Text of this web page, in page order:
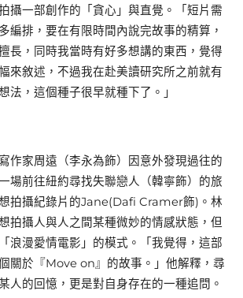
攝一部創作的「貪心」與直覺。「短片需
編排，要在有限時間內說完故事的精算，
長，同時我當時有好多想講的東西，覺得
來敘述，不過我在赴美讀研究所之前就有
法，這個種子很早就種下了。」
作家周遠（李永為飾）因意外發現過往的
場前往紐約尋找失聯戀人（韓寧飾）的旅
拍攝紀錄片的Jane(Dafi Cramer飾)。林
拍攝人與人之間某種微妙的情感狀態，但
浪漫愛情電影」的模式。「我覺得，這部
關於『Move on』的故事。」他解釋，尋
人的回憶，更是對自身存在的一種追問。